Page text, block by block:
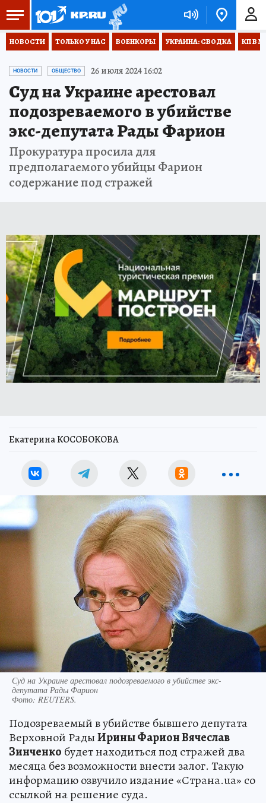
НОВОСТИ ТОЛЬКО У НАС ВОЕНКОРЫ УКРАИНА: СВОДКА КП В
НОВОСТИ ОБЩЕСТВО 26 июля 2024 16:02
Суд на Украине арестовал
подозреваемого в убийстве
экс-депутата Рады Фарион
Прокуратура просила для
предполагаемого убийцы Фарион
содержание под стражей
Екатерина КОСОБОКОВА
Суд на Украине арестовал подозреваемого в убийстве экс-
депутата Рады Фарион
Фото: REUTERS.
Подозреваемый в убийстве бывшего депутата
Верховной РадыИрины Фарион Вячеслав
Зинченко будет находиться под стражей два
месяца без возможности внести залог. Такую
информацию озвучило издание «Страна.ua» со
ссылкой на решение суда.